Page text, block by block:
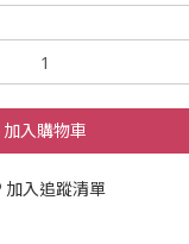
加入購物車
加入追蹤清單